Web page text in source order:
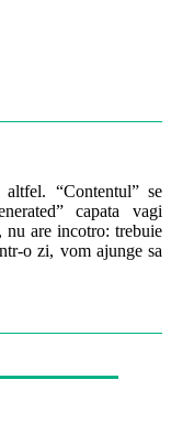
“Contentul” se
capata vagi
nu are incotro: trebuie
o zi, vom ajunge sa